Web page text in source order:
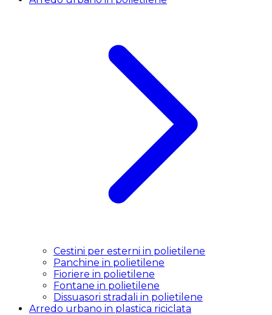
Cestini per esterni in polietilene
Panchine in polietilene
Fioriere in polietilene
Fontane in polietilene
Dissuasori stradali in polietilene
Arredo urbano in plastica riciclata